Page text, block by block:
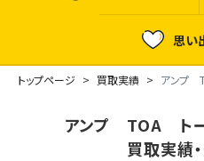
思い
トップページ 買取実績 アンプ
アンプ TOA ト
買取実績